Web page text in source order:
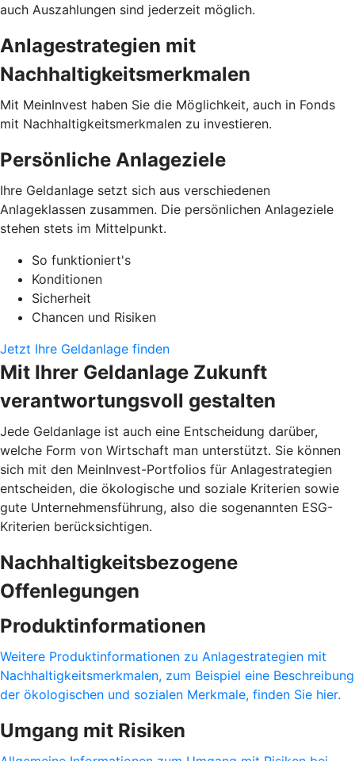
auch Auszahlungen sind jederzeit möglich.
Anlagestrategien mit
Nachhaltigkeitsmerkmalen
Mit MeinInvest haben Sie die Möglichkeit, auch in Fonds
mit Nachhaltigkeitsmerkmalen zu investieren.
Persönliche Anlageziele
Ihre Geldanlage setzt sich aus verschiedenen
Anlageklassen zusammen. Die persönlichen Anlageziele
stehen stets im Mittelpunkt.
So funktioniert's
Konditionen
Sicherheit
Chancen und Risiken
Jetzt Ihre Geldanlage finden
Mit Ihrer Geldanlage Zukunft
verantwortungsvoll gestalten
Jede Geldanlage ist auch eine Entscheidung darüber,
welche Form von Wirtschaft man unterstützt. Sie können
sich mit den MeinInvest-Portfolios für Anlagestrategien
entscheiden, die ökologische und soziale Kriterien sowie
gute Unternehmensführung, also die sogenannten ESG-
Kriterien berücksichtigen.
Nachhaltigkeitsbezogene
Offenlegungen
Produktinformationen
Weitere Produktinformationen zu Anlagestrategien mit
Nachhaltigkeitsmerkmalen, zum Beispiel eine Beschreibung
der ökologischen und sozialen Merkmale, finden Sie hier.
Umgang mit Risiken